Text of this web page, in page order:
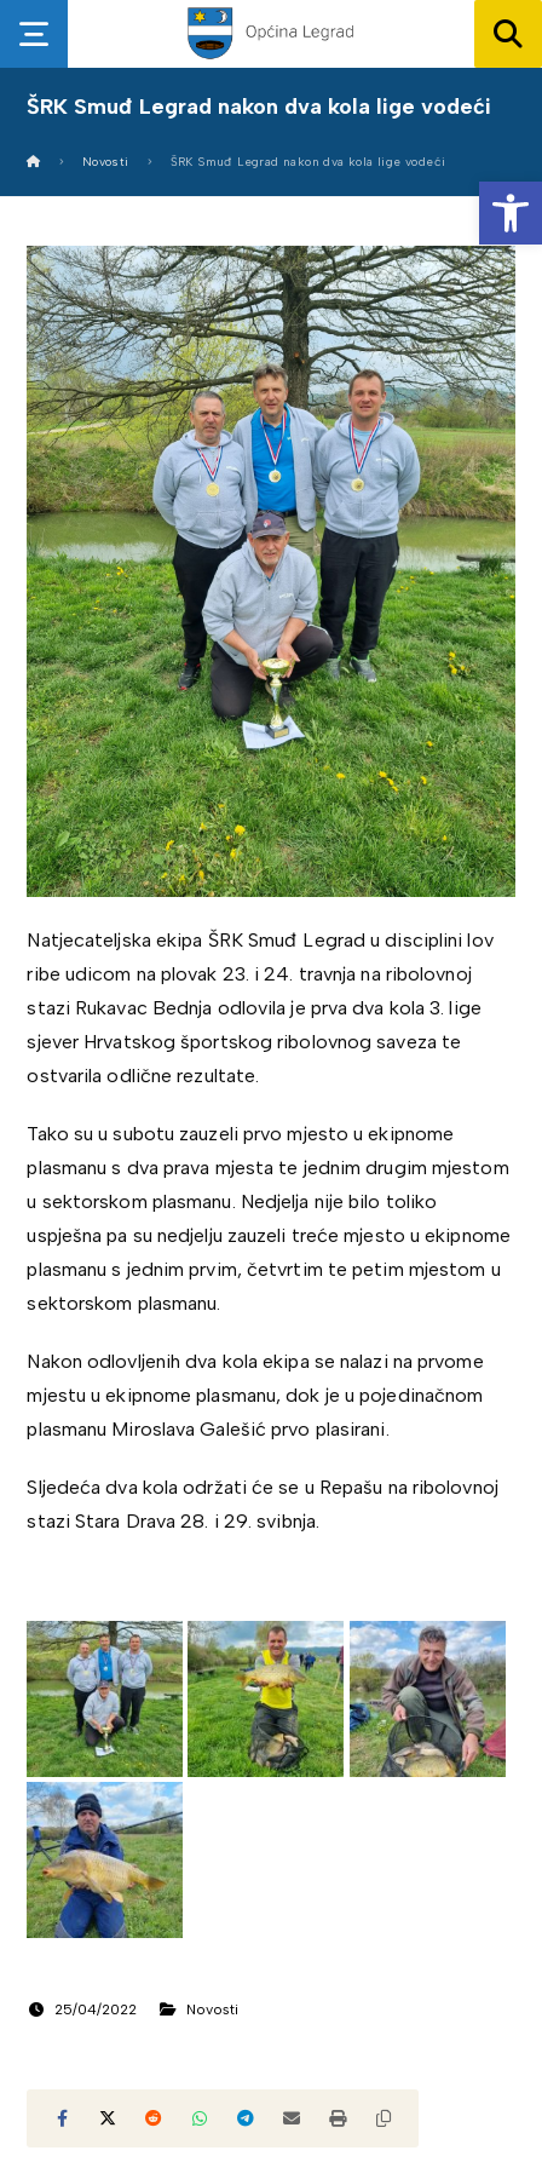
ŠRK Smuđ Legrad nakon dva kola lige vodeći
Novosti ŠRK Smuđ Legrad nakon dva kola lige vodeći
Natjecateljska ekipa ŠRK Smuđ Legrad u disciplini lov
ribe udicom na plovak 23. i 24. travnja na ribolovnoj
stazi Rukavac Bednja odlovila je prva dva kola 3. lige
sjever Hrvatskog športskog ribolovnog saveza te
ostvarila odlične rezultate.
Tako su u subotu zauzeli prvo mjesto u ekipnome
plasmanu s dva prava mjesta te jednim drugim mjestom
u sektorskom plasmanu. Nedjelja nije bilo toliko
uspješna pa su nedjelju zauzeli treće mjesto u ekipnome
plasmanu s jednim prvim, četvrtim te petim mjestom u
sektorskom plasmanu.
Nakon odlovljenih dva kola ekipa se nalazi na prvome
mjestu u ekipnome plasmanu, dok je u pojedinačnom
plasmanu Miroslava Galešić prvo plasirani.
Sljedeća dva kola održati će se u Repašu na ribolovnoj
stazi Stara Drava 28. i 29. svibnja.
25/04/2022 Novosti